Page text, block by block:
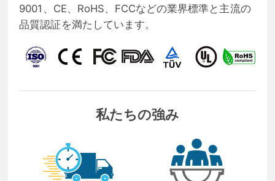
9001、CE、RoHS、FCCなどの業界標準と主流の
品質認証を満たしています。
私たちの強み